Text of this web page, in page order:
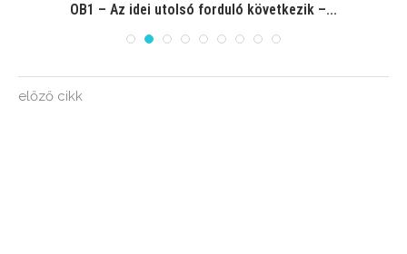
OB1 – Az idei utolsó forduló következik –...
előző cikk